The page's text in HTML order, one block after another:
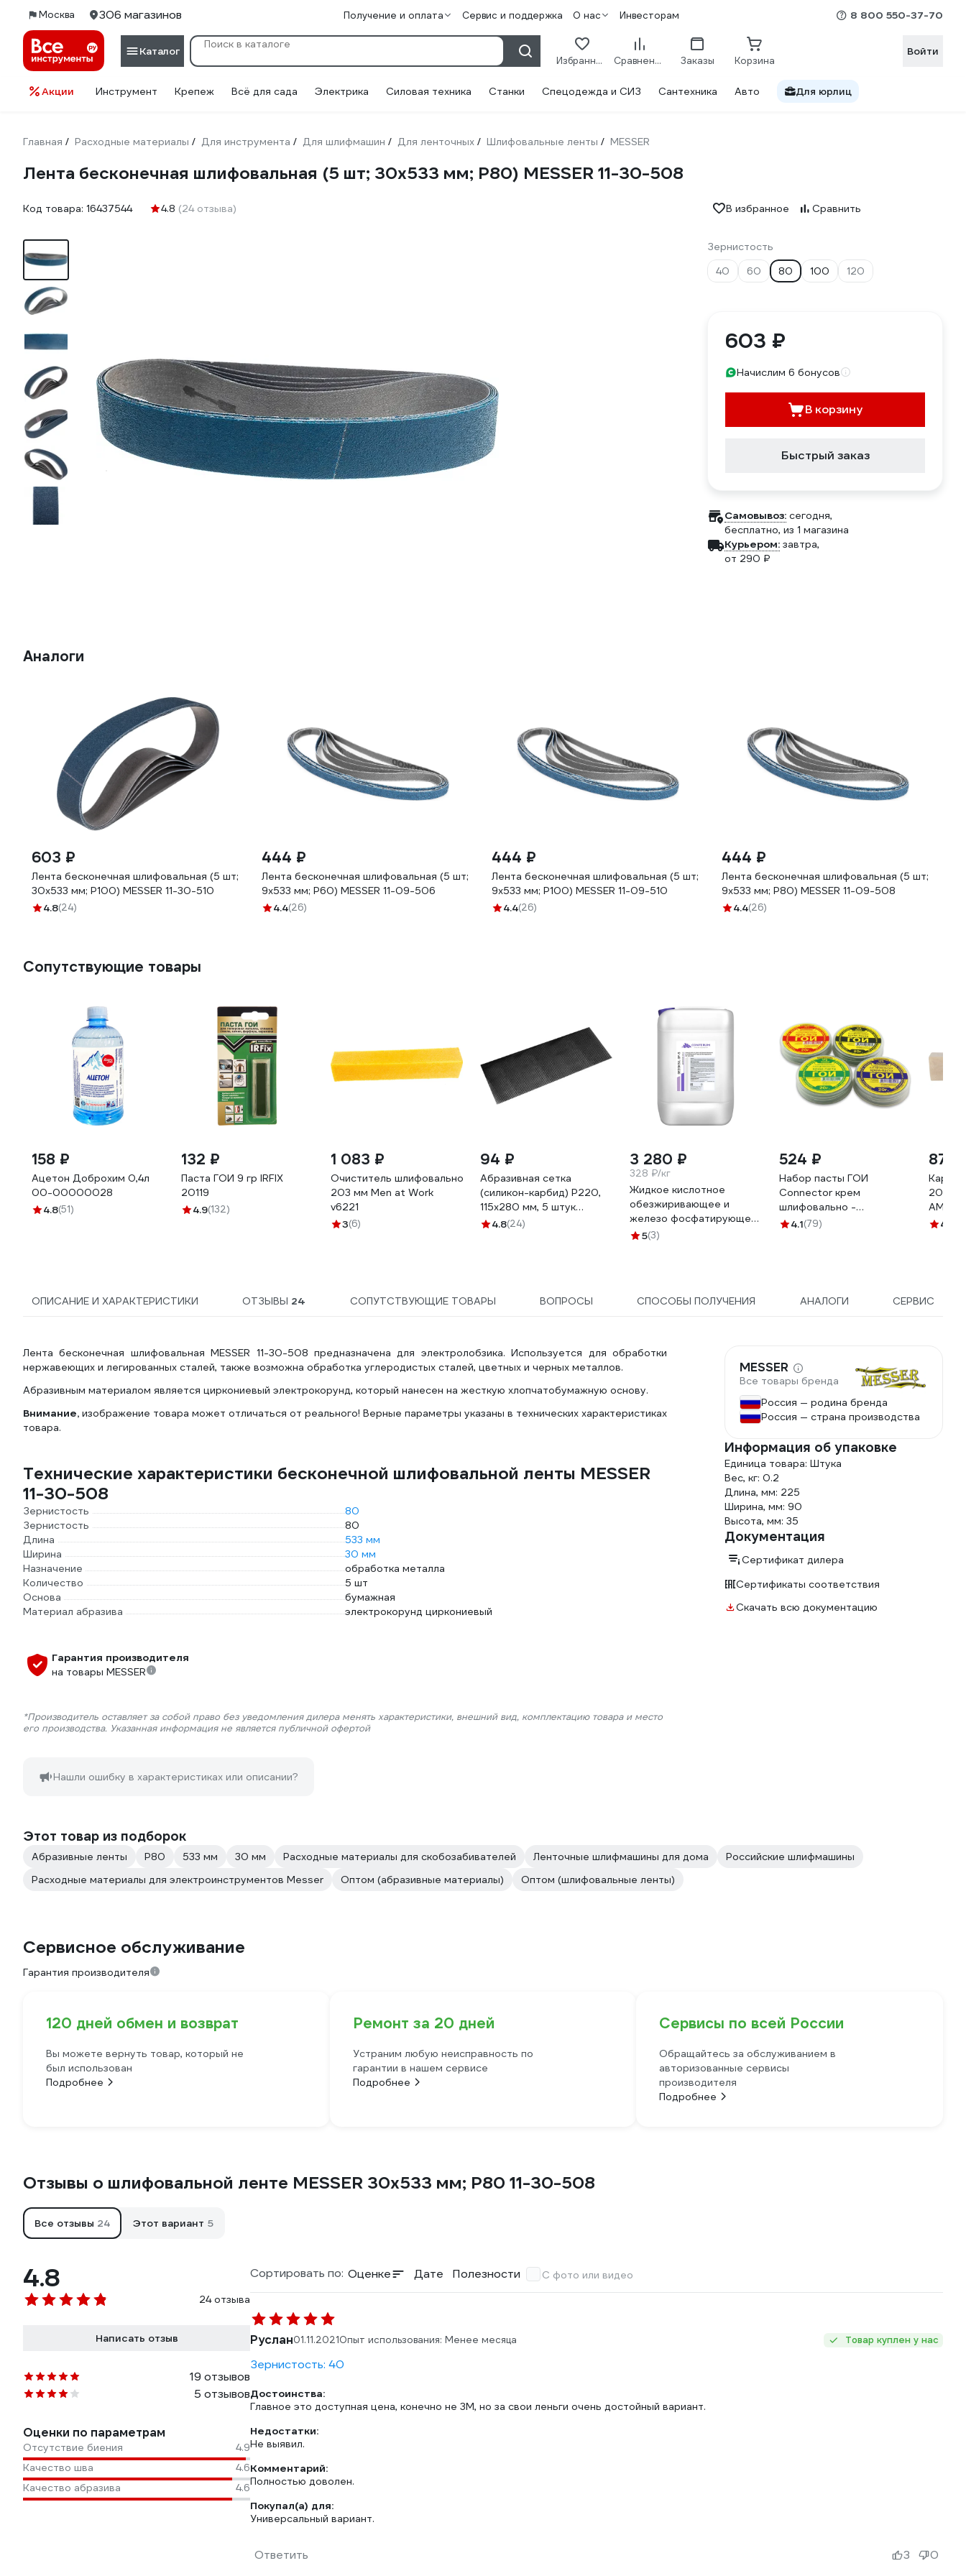
Москва 306 магазинов Получение и оплата Сервис и поддержка О нас Инвесторам 8 800 550-37-70
Каталог
Избранное Сравнение Заказы Корзина
Войти
Акции Инструмент Крепеж Всё для сада Электрика Силовая техника Станки Спецодежда и СИЗ Сантехника Авто Для юрлиц
Главная / Расходные материалы / Для инструмента / Для шлифмашин / Для ленточных / Шлифовальные ленты / MESSER
Лента бесконечная шлифовальная (5 шт; 30х533 мм; Р80) MESSER 11-30-508
Код товара: 16437544 4.8 (24 отзыва) В избранное Сравнить
Зернистость
40
60 80 100 120
603 ₽
Начислим 6 бонусов
В корзину
Быстрый заказ
Самовывоз: сегодня,
бесплатно, из 1 магазина
Курьером: завтра,
от 290 ₽
Аналоги
603 ₽
Лента бесконечная шлифовальная (5 шт;
30х533 мм; Р100) MESSER 11-30-510
4.8(24)
444 ₽
Лента бесконечная шлифовальная (5 шт;
9х533 мм; Р60) MESSER 11-09-506
4.4(26)
444 ₽
Лента бесконечная шлифовальная (5 шт;
9х533 мм; Р100) MESSER 11-09-510
4.4(26)
444 ₽
Лента бесконечная шлифовальная (5 шт;
9х533 мм; Р80) MESSER 11-09-508
4.4(26)
Сопутствующие товары
158 ₽
Ацетон Доброхим 0,4л
00-00000028
4.8(51)
132 ₽
Паста ГОИ 9 гр IRFIX
20119
4.9(132)
1 083 ₽
Очиститель шлифовальной ленты
203 мм Men at Work
v6221
3(6)
94 ₽
Абразивная сетка
(силикон-карбид) P220,
115х280 мм, 5 штук
BRUSHTEX 3000220
4.8(24)
3 280 ₽
328 ₽/кг
Жидкое кислотное
обезжиривающее и
железо фосфатирующее
средство КОНФЕРУМ
5(3)
524 ₽
Набор пасты ГОИ
Connector крем
шлифовально -
полировальный № 1, 2, 3, 4
4.1(79)
877
4.8
ОПИСАНИЕ И ХАРАКТЕРИСТИКИ ОТЗЫВЫ 24 СОПУТСТВУЮЩИЕ ТОВАРЫ ВОПРОСЫ СПОСОБЫ ПОЛУЧЕНИЯ АНАЛОГИ СЕРВИС
Лента бесконечная шлифовальная MESSER 11-30-508 предназначена для электролобзика. Используется для обработки
нержавеющих и легированных сталей, также возможна обработка углеродистых сталей, цветных и черных металлов.
Абразивным материалом является циркониевый электрокорунд, который нанесен на жесткую хлопчатобумажную основу.
Внимание, изображение товара может отличаться от реального! Верные параметры указаны в технических характеристиках
товара.
Технические характеристики бесконечной шлифовальной ленты MESSER
11-30-508
Зернистость
80
Зернистость
80
Длина
533 мм
Ширина
30 мм
Назначение
обработка металла
Количество
5 шт
Основа
бумажная
Материал абразива
электрокорунд циркониевый
Гарантия производителя
на товары MESSER
*Производитель оставляет за собой право без уведомления дилера менять характеристики, внешний вид, комплектацию товара и место
его производства. Указанная информация не является публичной офертой
Нашли ошибку в характеристиках или описании?
MESSER
Все товары бренда
Россия — родина бренда
Россия — страна производства
Информация об упаковке
Единица товара: Штука
Вес, кг: 0.2
Длина, мм: 225
Ширина, мм: 90
Высота, мм: 35
Документация
Сертификат дилера
Сертификаты соответствия
Скачать всю документацию
Этот товар из подборок
Абразивные ленты Р80 533 мм 30 мм Расходные материалы для скобозабивателей Ленточные шлифмашины для дома
Российские шлифмашины
Расходные материалы для электроинструментов Messer
Оптом (абразивные материалы) Оптом (шлифовальные ленты)
Сервисное обслуживание
Гарантия производителя
120 дней обмен и возврат
Вы можете вернуть товар, который не
был использован
Подробнее
Ремонт за 20 дней
Устраним любую неисправность по
гарантии в нашем сервисе
Подробнее
Сервисы по всей России
Обращайтесь за обслуживанием в
авторизованные сервисы
производителя
Подробнее
Отзывы о шлифовальной ленте MESSER 30х533 мм; Р80 11-30-508
Все отзывы 24 Этот вариант 5
4.8
24 отзыва
Написать отзыв
19 отзывов
5 отзывов
Оценки по параметрам
Отсутствие биения
4.9
Качество шва
4.6
Качество абразива
4.6
Сортировать по: Оценке Дате Полезности С фото или видео
Руслан01.11.2021Опыт использования: Менее месяца Товар куплен у нас
Зернистость: 40
Достоинства:
Главное это доступная цена, конечно не 3М, но за свои леньги очень достойный вариант.
Недостатки:
Не выявил.
Комментарий:
Полностью доволен.
Покупал(а) для:
Универсальный вариант.
Ответить 3 0